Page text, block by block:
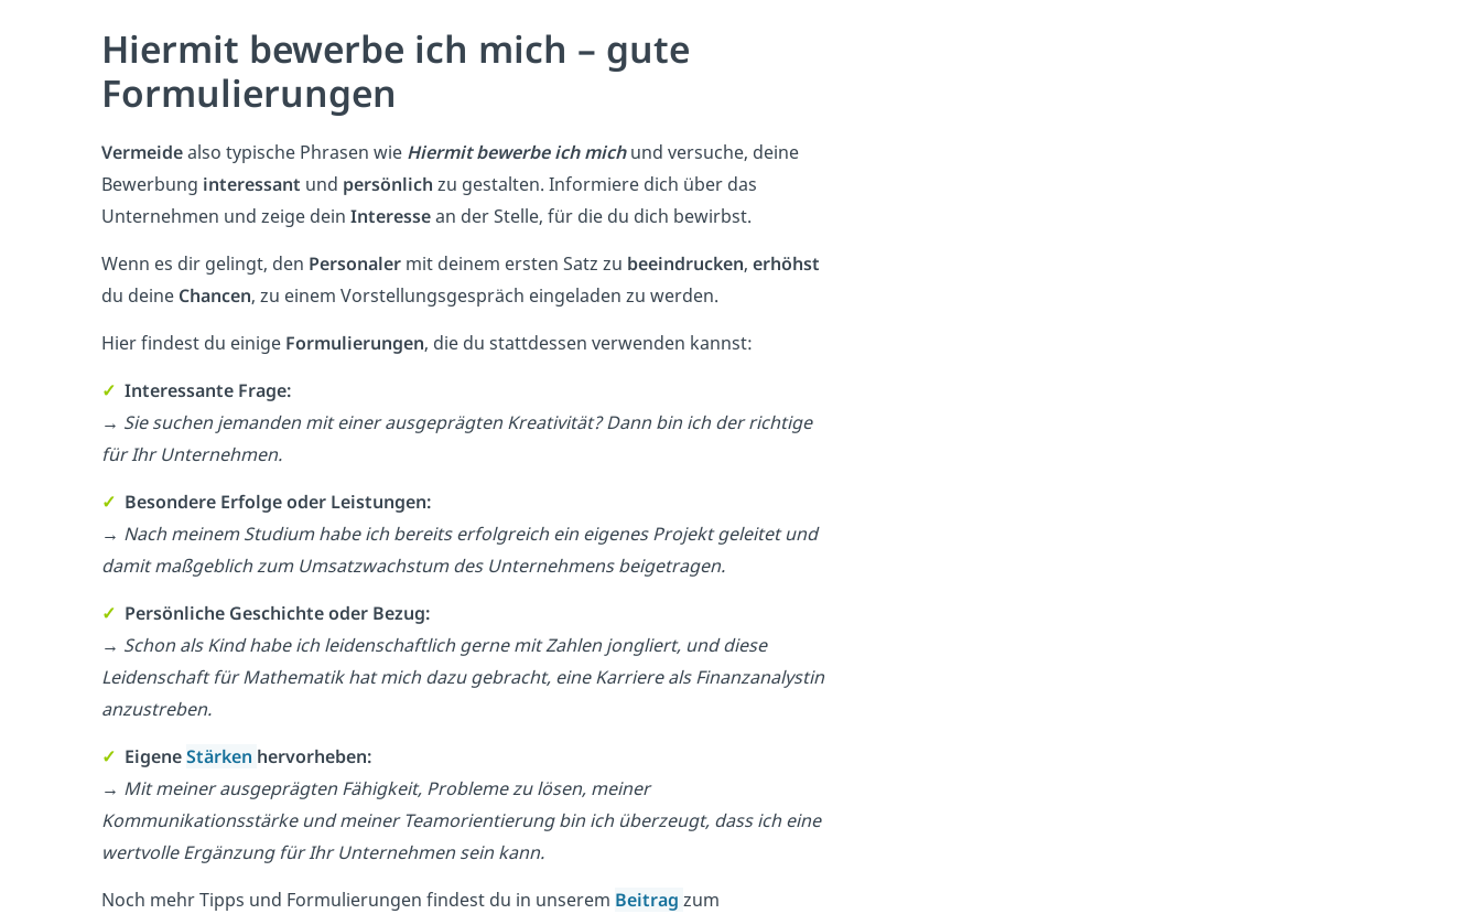
Hiermit bewerbe ich mich – gute
Formulierungen
Vermeidealso typische Phrasen wie Hiermit bewerbe ich michund versuche, deine
Bewerbung interessant und persönlich zu gestalten. Informiere dich über das
Unternehmen und zeige dein Interessean der Stelle, für die du dich bewirbst.
Wenn es dir gelingt, den Personaler mit deinem ersten Satz zu beeindrucken, erhöhst
du deine Chancen, zu einem Vorstellungsgespräch eingeladen zu werden.
Hier findest du einige Formulierungen, die du stattdessen verwenden kannst:
✓ Interessante Frage:
→ Sie suchen jemanden mit einer ausgeprägten Kreativität? Dann bin ich der richtige
für Ihr Unternehmen.
✓ Besondere Erfolge oder Leistungen:
→ Nach meinem Studium habe ich bereits erfolgreich ein eigenes Projekt geleitet und
damit maßgeblich zum Umsatzwachstum des Unternehmens beigetragen.
✓ Persönliche Geschichte oder Bezug:
→ Schon als Kind habe ich leidenschaftlich gerne mit Zahlen jongliert, und diese
Leidenschaft für Mathematik hat mich dazu gebracht, eine Karriere als Finanzanalystin
anzustreben.
✓ EigeneStärken hervorheben:
→ Mit meiner ausgeprägten Fähigkeit, Probleme zu lösen, meiner
Kommunikationsstärke und meiner Teamorientierung bin ich überzeugt, dass ich eine
wertvolle Ergänzung für Ihr Unternehmen sein kann.
Noch mehr Tipps und Formulierungen findest du in unserem Beitrag zum